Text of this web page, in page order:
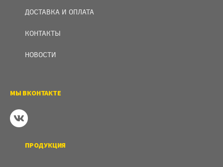
ДОСТАВКА И ОПЛАТА
КОНТАКТЫ
НОВОСТИ
МЫ ВКОНТАКТЕ
ПРОДУКЦИЯ